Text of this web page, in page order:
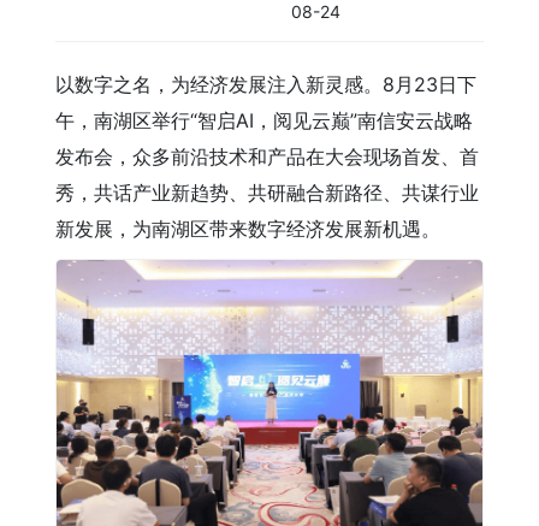
08-24
以数字之名，为经济发展注入新灵感。8月23日下
午，南湖区举行“智启AI，阅见云巅”南信安云战略
发布会，众多前沿技术和产品在大会现场首发、首
秀，共话产业新趋势、共研融合新路径、共谋行业
新发展，为南湖区带来数字经济发展新机遇。